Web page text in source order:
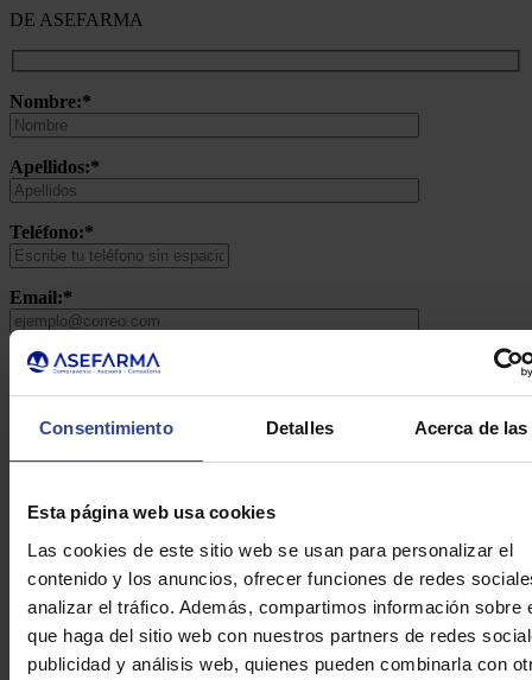
Consentimiento Detalles Acerca de
Esta página web usa cookies
Las cookies de este sitio web se usan para personalizar el
contenido y los anuncios, ofrecer funciones de redes
analizar el tráfico. Además, compartimos información sobre
que haga del sitio web con nuestros partners de redes
publicidad y análisis web, quienes pueden combinarla con
DE ASEFARMA
Nombre:*
Apellidos:*
Teléfono:*
Email:*
Consulta:*
Acepto lapolítica de privacidad*
Acepto recibir información comercial relacionada con los
servicios que presta Asefarma